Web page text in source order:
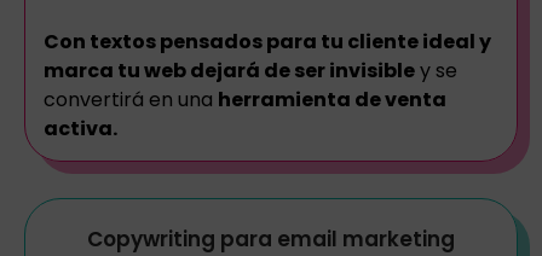
Con textos pensados para tu cliente ideal y
marca tu web dejará de ser invisibley se
convertirá en una herramienta de venta
activa.
Copywriting para email marketing